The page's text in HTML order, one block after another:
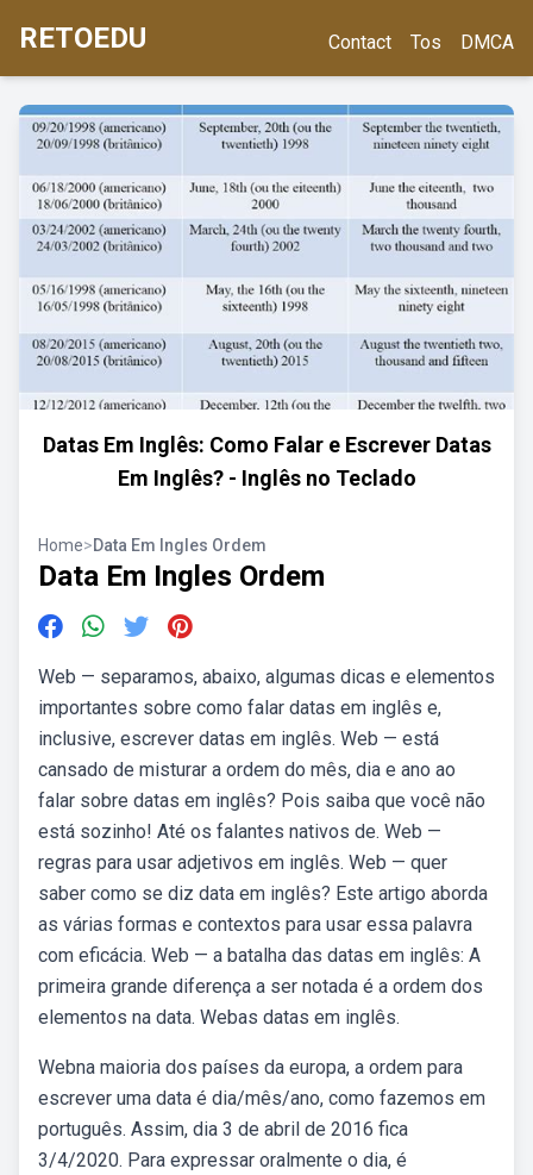
RETOEDU Contact Tos DMCA
Datas Em Inglês: Como Falar e Escrever Datas
Em Inglês? - Inglês no Teclado
Home>Data Em Ingles Ordem
Data Em Ingles Ordem
Web — separamos, abaixo, algumas dicas e elementos
importantes sobre como falar datas em inglês e,
inclusive, escrever datas em inglês. Web — está
cansado de misturar a ordem do mês, dia e ano ao
falar sobre datas em inglês? Pois saiba que você não
está sozinho! Até os falantes nativos de. Web —
regras para usar adjetivos em inglês. Web — quer
saber como se diz data em inglês? Este artigo aborda
as várias formas e contextos para usar essa palavra
com eficácia. Web — a batalha das datas em inglês: A
primeira grande diferença a ser notada é a ordem dos
elementos na data. Webas datas em inglês.
Webna maioria dos países da europa, a ordem para
escrever uma data é dia/mês/ano, como fazemos em
português. Assim, dia 3 de abril de 2016 fica
3/4/2020. Para expressar oralmente o dia, é